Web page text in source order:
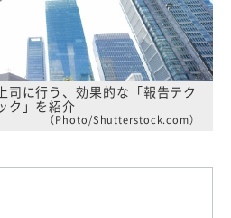
司に行う、効果的な「報告テク
ク」を紹介
（Photo/Shutterstock.com）